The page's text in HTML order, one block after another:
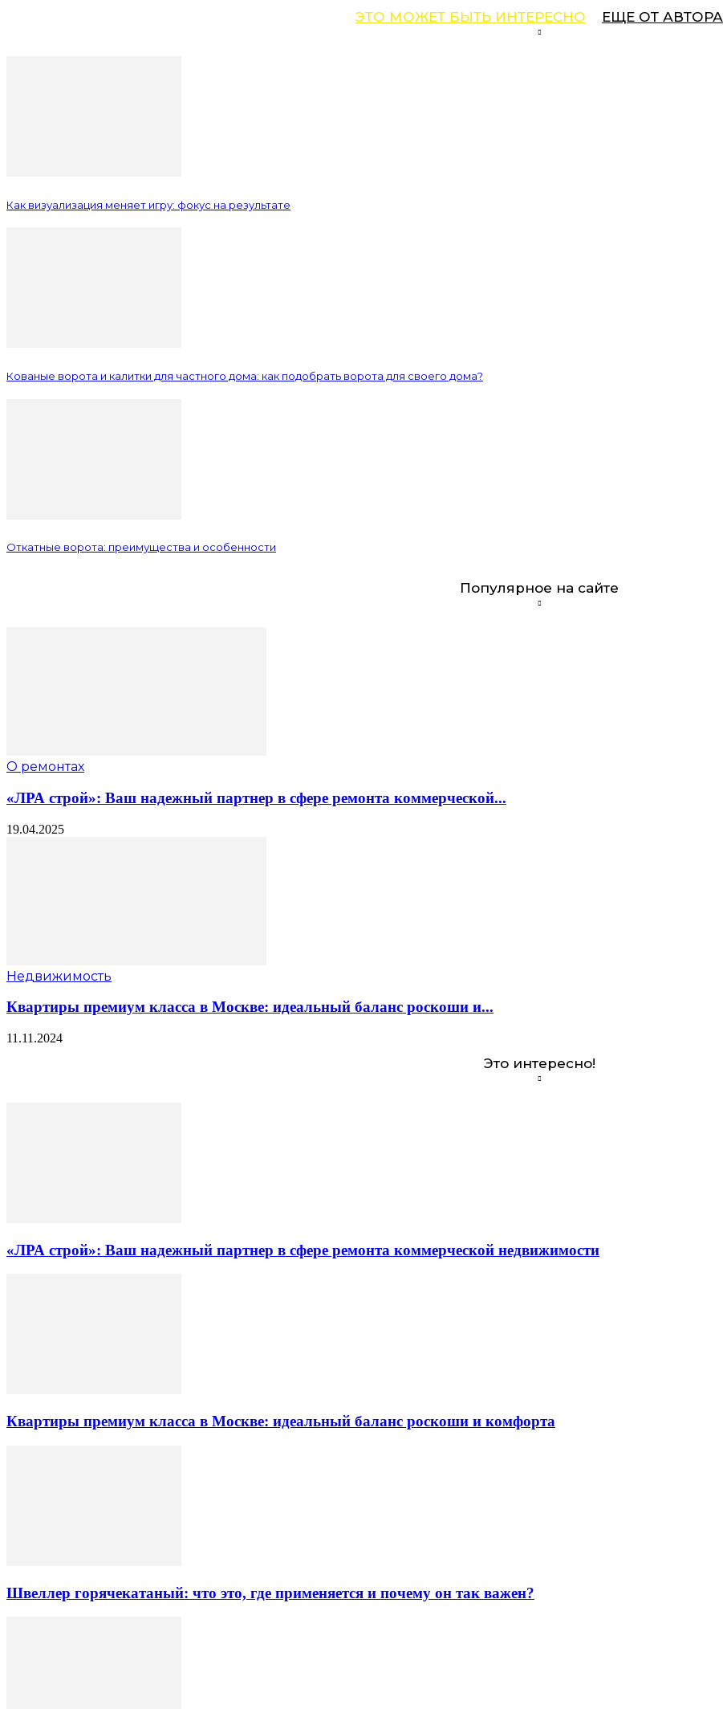
ЭТО МОЖЕТ БЫТЬ ИНТЕРЕСНО ЕЩЕ ОТ АВТОРА
Как визуализация меняет игру: фокус на результате
Кованые ворота и калитки для частного дома: как подобрать ворота для своего дома?
Откатные ворота: преимущества и особенности
Популярное на сайте
О ремонтах
«ЛРА строй»: Ваш надежный партнер в сфере ремонта коммерческой...
19.04.2025
Недвижимость
Квартиры премиум класса в Москве: идеальный баланс роскоши и...
11.11.2024
Это интересно!
«ЛРА строй»: Ваш надежный партнер в сфере ремонта коммерческой недвижимости
Квартиры премиум класса в Москве: идеальный баланс роскоши и комфорта
Швеллер горячекатаный: что это, где применяется и почему он так важен?